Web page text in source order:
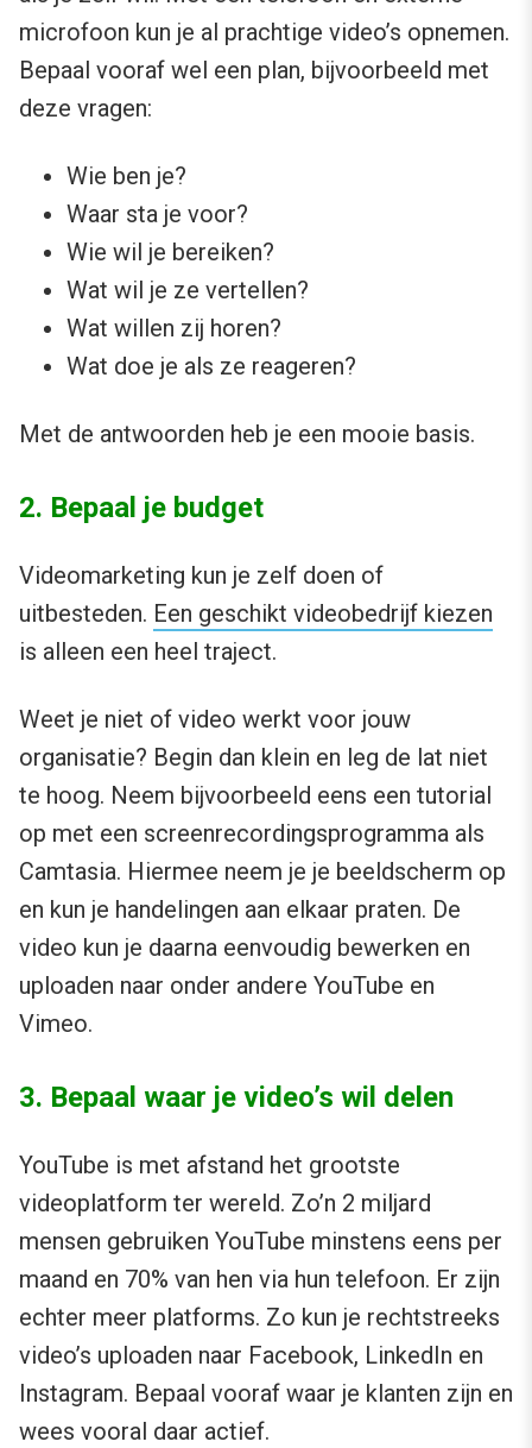
microfoon kun je al prachtige video’s opnemen.
Bepaal vooraf wel een plan, bijvoorbeeld met
deze vragen:
Wie ben je?
Waar sta je voor?
Wie wil je bereiken?
Wat wil je ze vertellen?
Wat willen zij horen?
Wat doe je als ze reageren?
Met de antwoorden heb je een mooie basis.
2. Bepaal je budget
Videomarketing kun je zelf doen of
uitbesteden. Een geschikt videobedrijf kiezen
is alleen een heel traject.
Weet je niet of video werkt voor jouw
organisatie? Begin dan klein en leg de lat niet
te hoog. Neem bijvoorbeeld eens een tutorial
op met een screenrecordingsprogramma als
Camtasia. Hiermee neem je je beeldscherm op
en kun je handelingen aan elkaar praten. De
video kun je daarna eenvoudig bewerken en
uploaden naar onder andere YouTube en
Vimeo.
3. Bepaal waar je video’s wil delen
YouTube is met afstand het grootste
videoplatform ter wereld. Zo’n 2 miljard
mensen gebruiken YouTube minstens eens per
maand en 70% van hen via hun telefoon. Er zijn
echter meer platforms. Zo kun je rechtstreeks
video’s uploaden naar Facebook, LinkedIn en
Instagram. Bepaal vooraf waar je klanten zijn en
wees vooral daar actief.